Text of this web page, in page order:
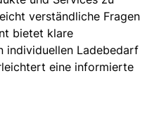
verständliche Fragen
bietet klare
individuellen Ladebedarf
eine informierte